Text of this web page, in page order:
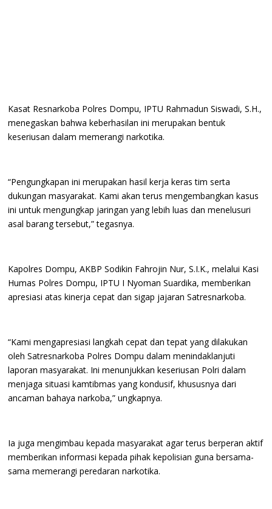
Kasat Resnarkoba Polres Dompu, IPTU Rahmadun Siswadi, S.H.,
menegaskan bahwa keberhasilan ini merupakan bentuk
keseriusan dalam memerangi narkotika.
“Pengungkapan ini merupakan hasil kerja keras tim serta
dukungan masyarakat. Kami akan terus mengembangkan kasus
ini untuk mengungkap jaringan yang lebih luas dan menelusuri
asal barang tersebut,” tegasnya.
Kapolres Dompu, AKBP Sodikin Fahrojin Nur, S.I.K., melalui Kasi
Humas Polres Dompu, IPTU I Nyoman Suardika, memberikan
apresiasi atas kinerja cepat dan sigap jajaran Satresnarkoba.
“Kami mengapresiasi langkah cepat dan tepat yang dilakukan
oleh Satresnarkoba Polres Dompu dalam menindaklanjuti
laporan masyarakat. Ini menunjukkan keseriusan Polri dalam
menjaga situasi kamtibmas yang kondusif, khususnya dari
ancaman bahaya narkoba,” ungkapnya.
Ia juga mengimbau kepada masyarakat agar terus berperan aktif
memberikan informasi kepada pihak kepolisian guna bersama-
sama memerangi peredaran narkotika.